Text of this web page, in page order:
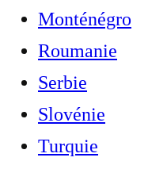
Monténégro
Roumanie
Serbie
Slovénie
Turquie